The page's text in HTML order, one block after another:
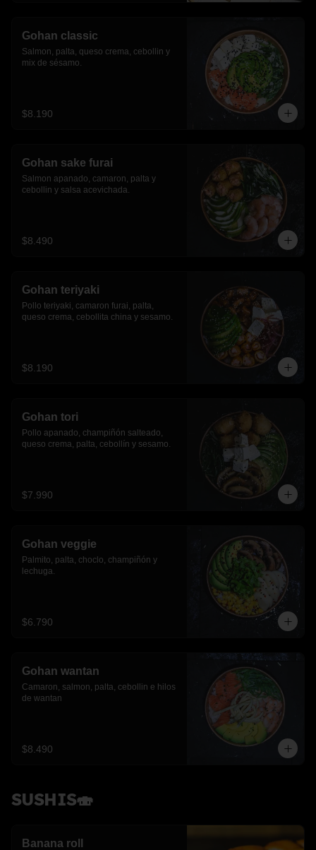
Gohan classic
Salmon, palta, queso crema, cebollin y
mix de sésamo.
$8.190
Gohan sake furai
Salmon apanado, camaron, palta y
cebollin y salsa acevichada.
$8.490
Gohan teriyaki
Pollo teriyaki, camaron furai, palta,
queso crema, cebollita china y sesamo.
$8.190
Gohan tori
Pollo apanado, champiñón salteado,
queso crema, palta, cebollín y sesamo.
$7.990
Gohan veggie
Palmito, palta, choclo, champiñón y
lechuga.
$6.790
Gohan wantan
Camaron, salmon, palta, cebollin e hilos
de wantan
$8.490
SUSHIS🍣
Banana roll